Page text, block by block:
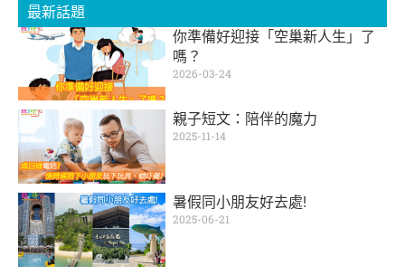
最新話題
你準備好迎接「空巢新人生」了
嗎？
2026-03-24
親子短文：陪伴的魔力
2025-11-14
暑假同小朋友好去處!
2025-06-21